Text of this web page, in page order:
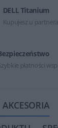
DELL Titanium
Kupujesz u
płatności